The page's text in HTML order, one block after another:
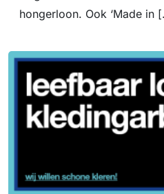
hongerloon. Ook ‘Made in